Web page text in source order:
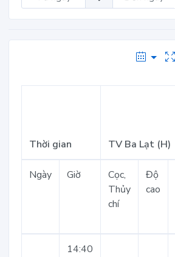
Thời gian TV Ba Lạt (H)
Ngày Giờ
Cọc,
Thủy
chí
Độ
cao
14:40